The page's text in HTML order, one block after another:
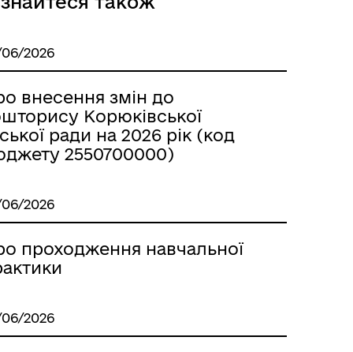
Місцеві податки, збори,
платежі
2026
внесення змін до
Корюківської
ради на 2026 рік (код
2550700000)
2026
проходження навчальної
2026